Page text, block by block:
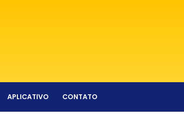
APLICATIVO CONTATO